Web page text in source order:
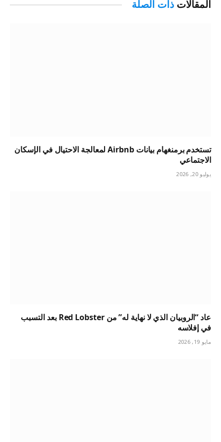
المقالات ذات الصلة
تستخدم برمنغهام بيانات Airbnb لمعالجة الاحتيال في الإسكان
الاجتماعي
يوليو 20, 2026
عاد “الروبيان الذي لا نهاية له” من Red Lobster بعد التسبب
في إفلاسه
مايو 19, 2026